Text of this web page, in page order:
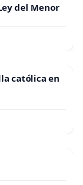
del Menor
católica en